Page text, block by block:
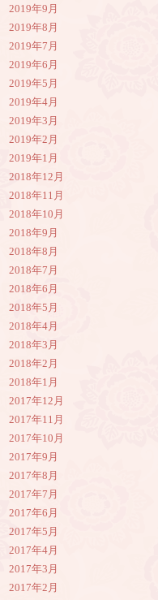
2019年9月
2019年8月
2019年7月
2019年6月
2019年5月
2019年4月
2019年3月
2019年2月
2019年1月
2018年12月
2018年11月
2018年10月
2018年9月
2018年8月
2018年7月
2018年6月
2018年5月
2018年4月
2018年3月
2018年2月
2018年1月
2017年12月
2017年11月
2017年10月
2017年9月
2017年8月
2017年7月
2017年6月
2017年5月
2017年4月
2017年3月
2017年2月